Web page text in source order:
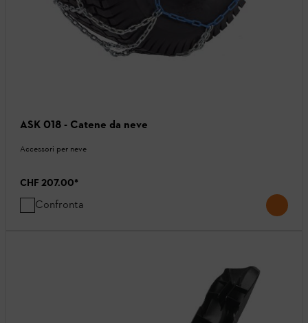
ASK 018 - Catene da neve
Accessori per neve
CHF 207.00*
Confronta